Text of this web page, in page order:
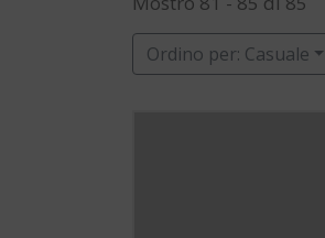
Ordino per: Casuale